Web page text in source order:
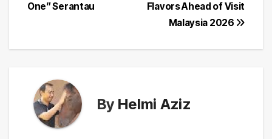
Flavors Ahead of Visit
Malaysia 2026
One” Serantau
By Helmi Aziz